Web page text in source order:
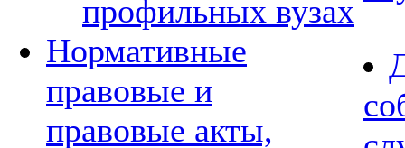
профильных вузах
Нормативные
правовые и
правовые акты,